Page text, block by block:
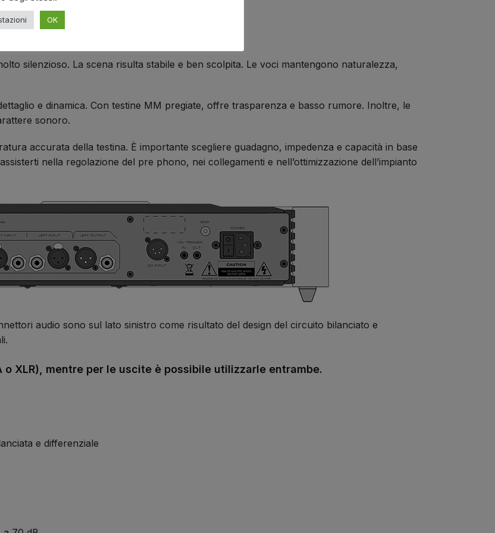
silenzioso. La scena risulta stabile e ben scolpita. Le voci mantengono naturalezza,
e dinamica. Con testine MM pregiate, offre trasparenza e basso rumore. Inoltre, le
sonoro.
accurata della testina. È importante scegliere guadagno, impedenza e capacità in base
nella regolazione del pre phono, nei collegamenti e nell’ottimizzazione dell’impianto
audio sono sul lato sinistro come risultato del design del circuito bilanciato e
o XLR), mentre per le uscite è possibile utilizzarle entrambe.
e differenziale
OK